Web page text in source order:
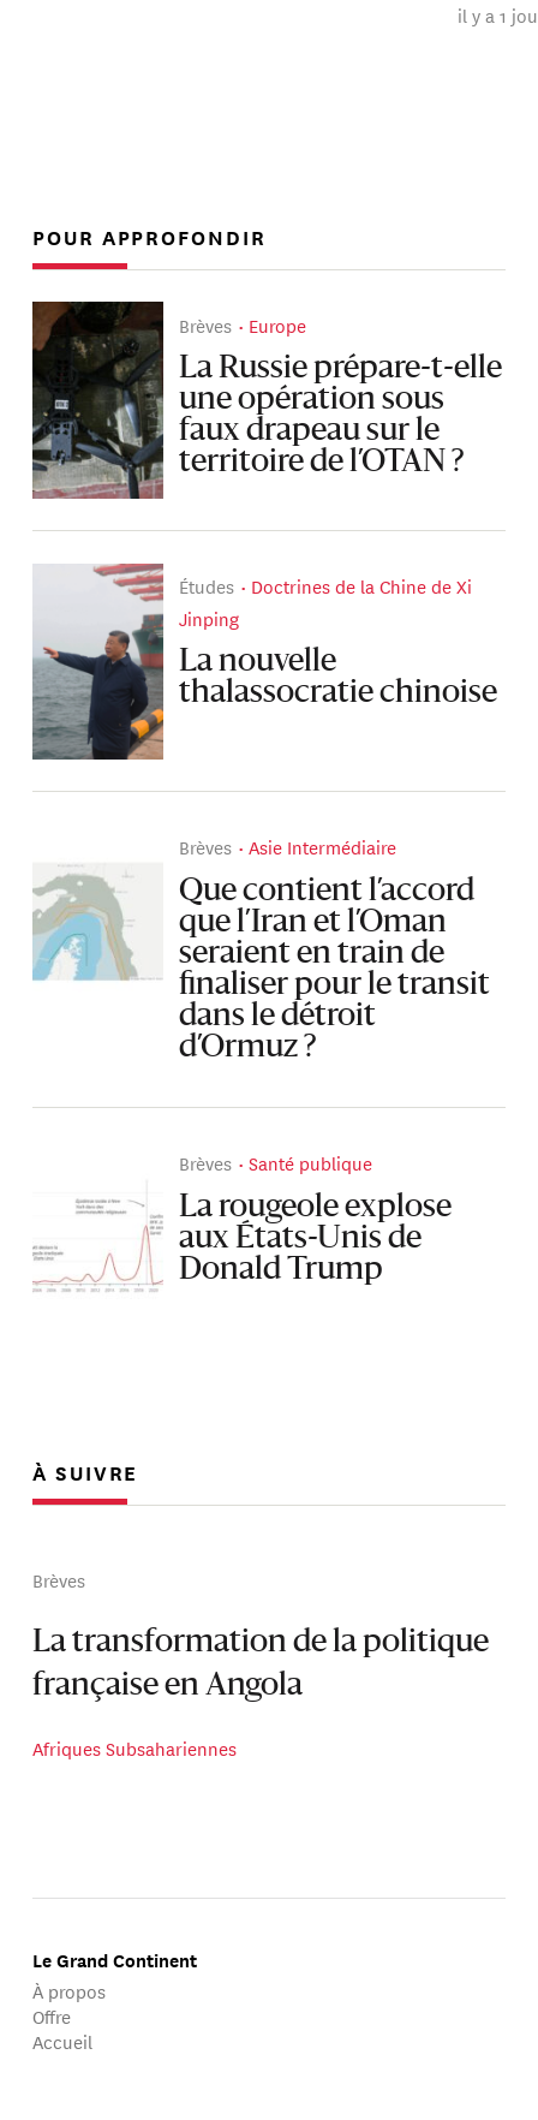
il y a 1
POUR APPROFONDIR
Brèves Europe
La Russie prépare-t-elle
une opération sous
faux drapeau sur le
territoire de l’OTAN ?
Études
Doctrines de la Chine de Xi
Jinping
La nouvelle
thalassocratie chinoise
Brèves Asie Intermédiaire
Que contient l’accord
que l’Iran et l’Oman
seraient en train de
finaliser pour le transit
dans le détroit
d’Ormuz ?
Brèves Santé publique
La rougeole explose
aux États-Unis de
Donald Trump
À SUIVRE
Brèves
La transformation de la politique
française en Angola
Afriques Subsahariennes
Le Grand Continent
À propos
Offre
Accueil